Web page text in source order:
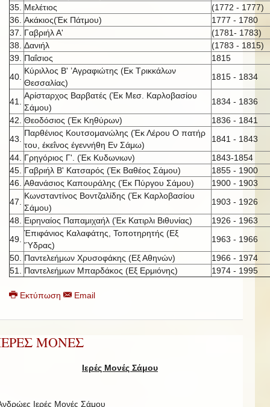
35. Μελέτιος
(1772 - 1777)
36. Ακάκιος(Έκ Πάτμου)
1777 - 1780
37.
Γαβριήλ Α'
(1781- 1783)
38. Δανιήλ
(1783 - 1815)
39. Παΐσιος
1815
40.
Κύριλλος Β' ’Αγραφιώτης (Εκ Τρικκάλων
Θεσσαλίας)
1815 - 1834
41.
Αρίσταρχος Βαρβατές (Έκ Μεσ. Καρλοβασίου
Σάμου)
1834 - 1836
42. Θεοδόσιος (Έκ Κηθύρων)
1836 - 1841
43.
Παρθένιος Κουτσομανώλης (Έκ Λέρου Ο πατήρ
του, έκεΐνος έγεννήθη Εν Σάμω)
1841 - 1843
44. Γρηγόριος Γ'. (Έκ Κυδωνιων)
1843-1854
45. Γαβριήλ Β' Κατσαρός (Έκ Βαθέος Σάμου)
1855 - 1900
46. Αθανάσιος Καπουράλης (Έκ Πύργου Σάμου)
1900 - 1903
47.
Κωνσταντίνος Βοντζαλίδης (Έκ Καρλοβασίου
Σάμου)
1903 - 1926
48.
Ειρηναίος Παπαμιχαήλ (Έκ Κατιρλι Βιθυνίας)
1926 - 1963
49.
Έπιφάνιος Καλαφάτης, Τοποτηρητής (Εξ
'Ύδρας)
1963 - 1966
50. Παντελεήμων Χρυσοφάκης (Εξ Αθηνών)
1966 - 1974
51.
Παντελεήμων Μπαρδάκος (Εξ Ερμιόνης) 1974 - 1995
Εκτύπωση Email
ΜΟΝΕΣ
Ιερές Μονές Σάμου
Ιερές Μονές Σάμου